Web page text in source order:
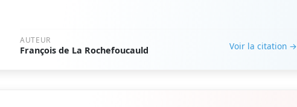
AUTEUR
François de La Rochefoucauld Voir la citation →